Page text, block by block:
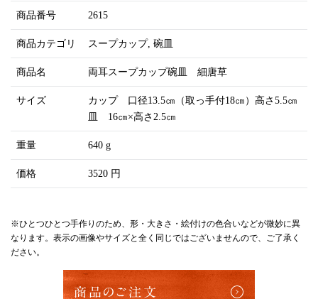
商品番号 2615
商品カテゴリ スープカップ 碗皿
商品名 両耳スープカップ碗皿 細唐草
サイズ
カップ 口径13.5㎝（取っ手付18㎝）高さ5.5㎝
皿 16㎝×高さ2.5㎝
重量 640 g
価格 3520 円
※ひとつひとつ手作りのため、形・大きさ・絵付けの色合いなどが微妙に異
なります。表示の画像やサイズと全く同じではございませんので、ご了承く
ださい。
商品のご注文